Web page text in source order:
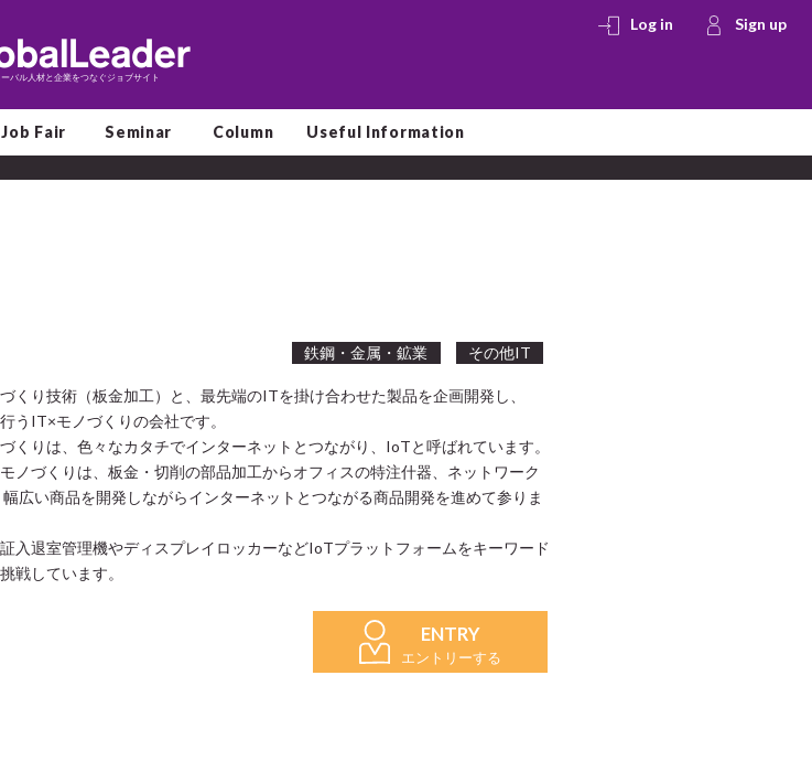
ーバル人材と企業をつなぐジョブサイト
Log in Sign up
Job Fair Seminar Column Useful Information
鉄鋼・金属・鉱業 その他IT
くり技術（板金加工）と、最先端のITを掛け合わせた製品を企画開発し、
うIT×モノづくりの会社です。
くりは、色々なカタチでインターネットとつながり、IoTと呼ばれています。
ノづくりは、板金・切削の部品加工からオフィスの特注什器、ネットワーク
広い商品を開発しながらインターネットとつながる商品開発を進めて参りま
入退室管理機やディスプレイロッカーなどIoTプラットフォームをキーワード
戦しています。
ENTRY
エントリーする